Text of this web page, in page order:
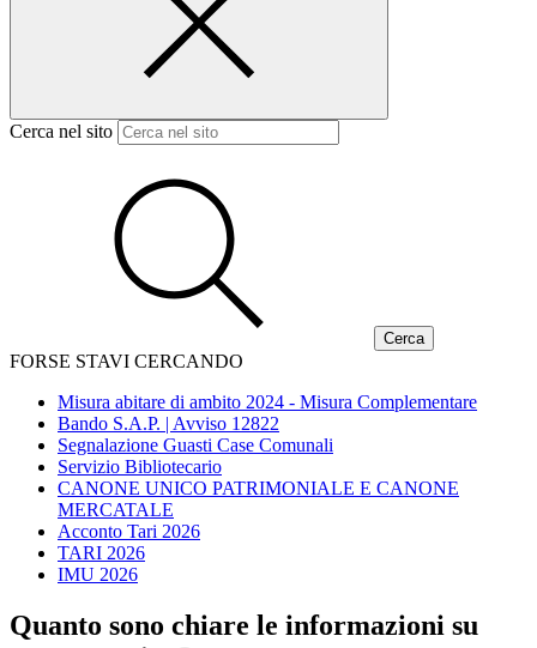
Cerca nel sito
FORSE STAVI CERCANDO
Misura abitare di ambito 2024 - Misura Complementare
Bando S.A.P. | Avviso 12822
Segnalazione Guasti Case Comunali
Servizio Bibliotecario
CANONE UNICO PATRIMONIALE E CANONE
MERCATALE
Acconto Tari 2026
TARI 2026
IMU 2026
Quanto sono chiare le informazioni su